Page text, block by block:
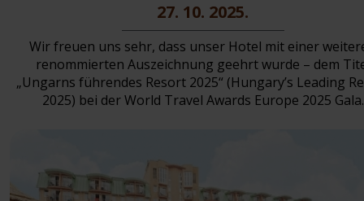
27. 10. 2025.
Wir freuen uns sehr, dass unser Hotel mit einer
renommierten Auszeichnung geehrt wurde – dem
„Ungarns führendes Resort 2025“ (Hungary’s Leading
2025) bei der World Travel Awards Europe 2025 Gala.